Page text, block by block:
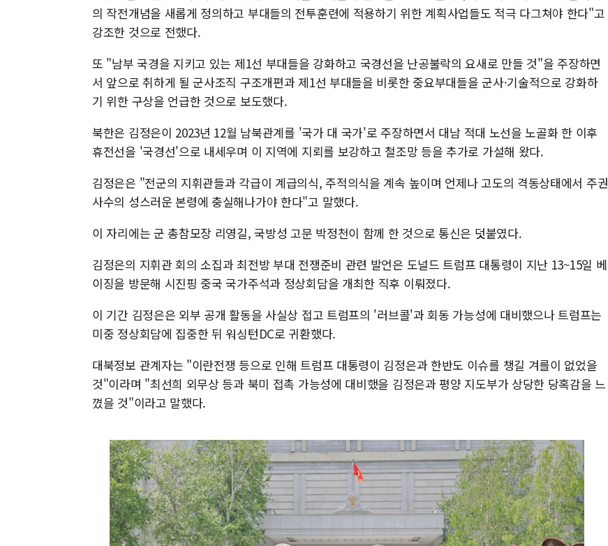
의 작전개념을 새롭게 정의하고 부대들의 전투훈련에 적용하기 위한 계획사업들도 적극 다그쳐야 한다"고
강조한 것으로 전했다.
또 "남부 국경을 지키고 있는 제1선 부대들을 강화하고 국경선을 난공불락의 요새로 만들 것"을 주장하면
서 앞으로 취하게 될 군사조직 구조개편과 제1선 부대들을 비롯한 중요부대들을 군사·기술적으로 강화하
기 위한 구상을 언급한 것으로 보도했다.
북한은 김정은이 2023년 12월 남북관계를 '국가 대 국가'로 주장하면서 대남 적대 노선을 노골화 한 이후
휴전선을 '국경선'으로 내세우며 이 지역에 지뢰를 보강하고 철조망 등을 추가로 가설해 왔다.
김정은은 "전군의 지휘관들과 각급이 계급의식, 주적의식을 계속 높이며 언제나 고도의 격동상태에서 주권
사수의 성스러운 본령에 충실해나가야 한다"고 말했다.
이 자리에는 군 총참모장 리영길, 국방성 고문 박정천이 함께 한 것으로 통신은 덧붙였다.
김정은의 지휘관 회의 소집과 최전방 부대 전쟁준비 관련 발언은 도널드 트럼프 대통령이 지난 13~15일 베
이징을 방문해 시진핑 중국 국가주석과 정상회담을 개최한 직후 이뤄졌다.
이 기간 김정은은 외부 공개 활동을 사실상 접고 트럼프의 '러브콜'과 회동 가능성에 대비했으나 트럼프는
미중 정상회담에 집중한 뒤 워싱턴DC로 귀환했다.
대북정보 관계자는 "이란전쟁 등으로 인해 트럼프 대통령이 김정은과 한반도 이슈를 챙길 겨를이 없었을
것"이라며 "최선희 외무상 등과 북미 접촉 가능성에 대비했을 김정은과 평양 지도부가 상당한 당혹감을 느
꼈을 것"이라고 말했다.